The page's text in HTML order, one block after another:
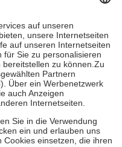
nie mehr als die
für Online-Apotheken.
beträgt die
zehn Euro je
ihre eigene Gesundheit
der Familie zu unterstützen,
18. Lebensjahr